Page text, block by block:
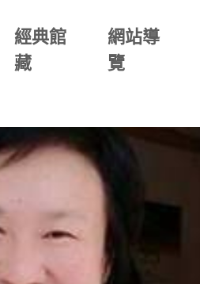
經典館
藏
網站導
覽